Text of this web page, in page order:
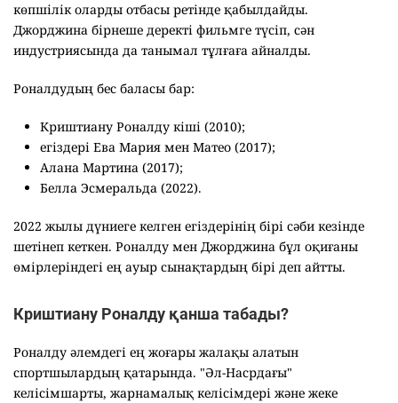
көпшілік оларды отбасы ретінде қабылдайды.
Джорджина бірнеше деректі фильмге түсіп, сән
индустриясында да танымал тұлғаға айналды.
Роналдудың бес баласы бар:
Криштиану Роналду кіші (2010);
егіздері Ева Мария мен Матео (2017);
Алана Мартина (2017);
Белла Эсмеральда (2022).
2022 жылы дүниеге келген егіздерінің бірі сәби кезінде
шетінеп кеткен. Роналду мен Джорджина бұл оқиғаны
өмірлеріндегі ең ауыр сынақтардың бірі деп айтты.
Криштиану Роналду қанша табады?
Роналду әлемдегі ең жоғары жалақы алатын
спортшылардың қатарында. "Әл-Насрдағы"
келісімшарты, жарнамалық келісімдері және жеке